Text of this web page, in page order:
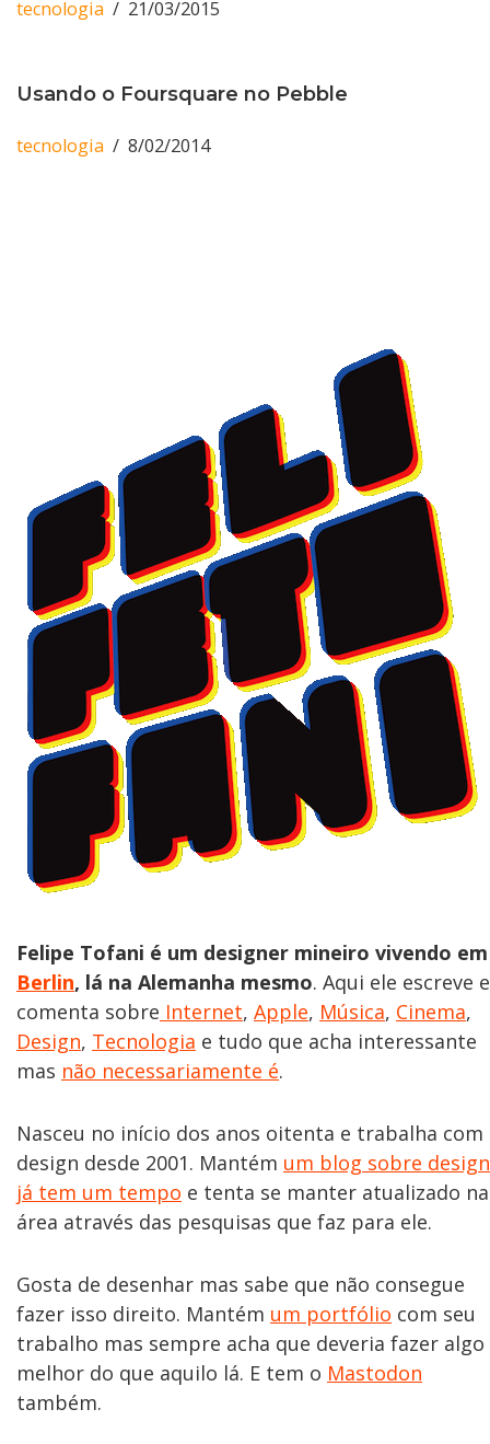
tecnologia 21/03/2015
Usando o Foursquare no Pebble
tecnologia 8/02/2014
Felipe Tofani é um designer mineiro vivendo em
Berlin, lá na Alemanha mesmo. Aqui ele escreve e
comenta sobre Internet, Apple, Música, Cinema,
Design, Tecnologia e tudo que acha interessante
mas não necessariamente é.
Nasceu no início dos anos oitenta e trabalha com
design desde 2001. Mantém um blog sobre design
já tem um tempo e tenta se manter atualizado na
área através das pesquisas que faz para ele.
Gosta de desenhar mas sabe que não consegue
fazer isso direito. Mantém um portfólio com seu
trabalho mas sempre acha que deveria fazer algo
melhor do que aquilo lá. E tem o Mastodon
também.